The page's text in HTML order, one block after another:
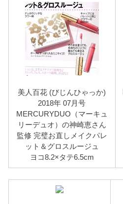
美人百花 (びじんひゃっか)
2018年 07月号
MERCURYDUO（マーキュ
リーデュオ）の神崎恵さん
監修 完璧お直しメイクパレ
ット＆グロスルージュ
ヨコ8.2×タテ6.5cm